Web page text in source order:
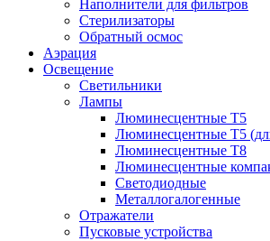
Наполнители для фильтров
Стерилизаторы
Обратный осмос
Аэрация
Освещение
Светильники
Лампы
Люминесцентные T5
Люминесцентные T5
Люминесцентные T8
Люминесцентные
Светодиодные
Металлогалогенные
Отражатели
Пусковые устройства